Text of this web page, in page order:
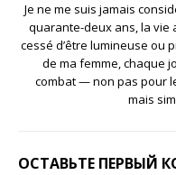
Je ne me suis jamais
quarante-deux ans, la vie
cessé d’être lumineuse ou
de ma femme, chaque
combat — non pas pour
mais
ОСТАВЬТЕ ПЕРВЫЙ